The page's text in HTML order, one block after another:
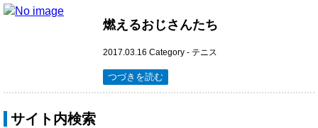
燃えるおじさんたち
2017.03.16 Category - テニス
つづきを読む
サイト内検索